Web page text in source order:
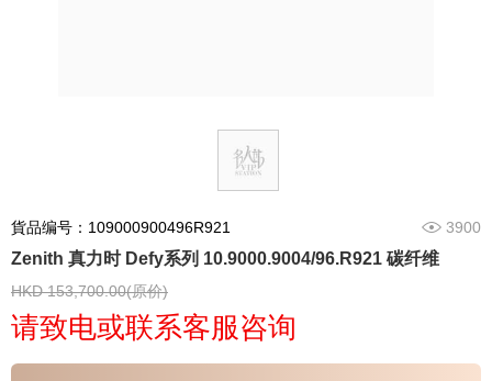
貨品编号：109000900496R921 3900
Zenith 真力时 Defy系列 10.9000.9004/96.R921 碳纤维
HKD 153,700.00(原价)
请致电或联系客服咨询